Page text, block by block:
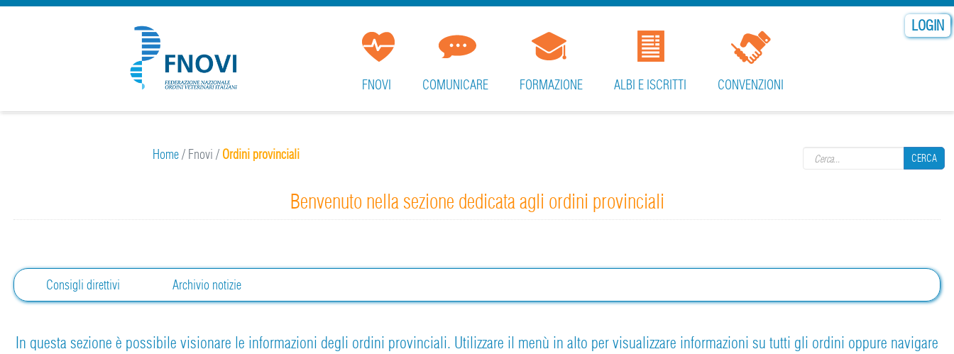
LOGIN
CERCA
FNOVI COMUNICARE FORMAZIONE ALBI E ISCRITTI CONVENZIONI
Home/ Fnovi / Ordini provinciali
Benvenuto nella sezione dedicata agli ordini provinciali
Consigli direttivi Archivio notizie
In questa sezione è possibile visionare le informazioni degli ordini provinciali. Utilizzare il menù in alto per visualizzare informazioni su tutti gli ordini oppure navigare